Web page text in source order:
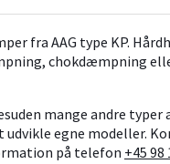
fra AAG type KP.
chokdæmpning
mange andre
egne modeller.
på telefon +45 98